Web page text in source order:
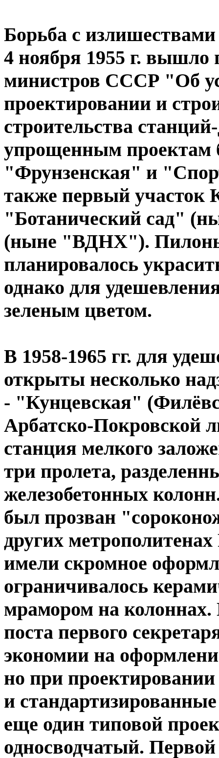
Борьба с
4 ноября 1955 г.
министров СССР "Об
проектировании и
строительства
упрощенным проектам
"Фрунзенская" и
также первый участок
"Ботанический сад"
(ныне "ВДНХ").
планировалось
однако для
зеленым цветом.
В 1958-1965 гг. для
открыты несколько
- "Кунцевская"
Арбатско-Покровской
станция мелкого
три пролета,
железобетонных
был прозван
других
имели скромное
ограничивалось
мрамором на
поста первого
экономии на
но при
и
еще один типовой
односводчатый.